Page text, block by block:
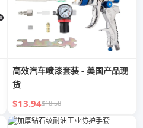
高效汽车喷漆套装 - 美国产品现
货
$13.94$18.58